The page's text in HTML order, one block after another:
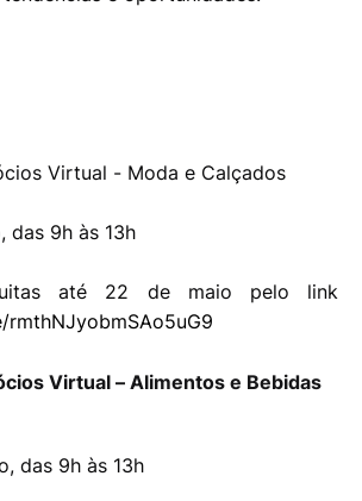
Virtual - Moda e Calçados
das 9h às 13h
até 22 de maio pelo link
Virtual – Alimentos e Bebidas
das 9h às 13h